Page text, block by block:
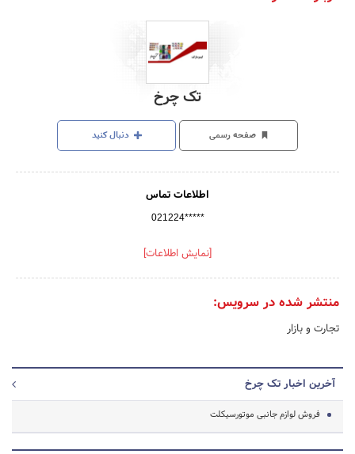
تک چرخ
صفحه رسمی دنبال کنید
اطلاعات تماس
021224*****
[نمایش اطلاعات]
منتشر شده در سرویس:
تجارت و بازار
آخرین اخبار تک چرخ
فروش لوازم جانبی موتورسیکلت